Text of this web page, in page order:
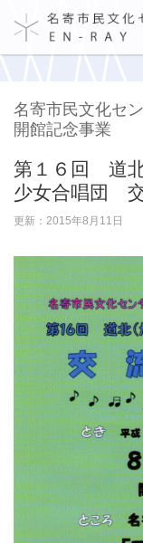
名寄市民文化セ
開館記念事業
第１６回 道
少女合唱団
更新：2015年8月11日